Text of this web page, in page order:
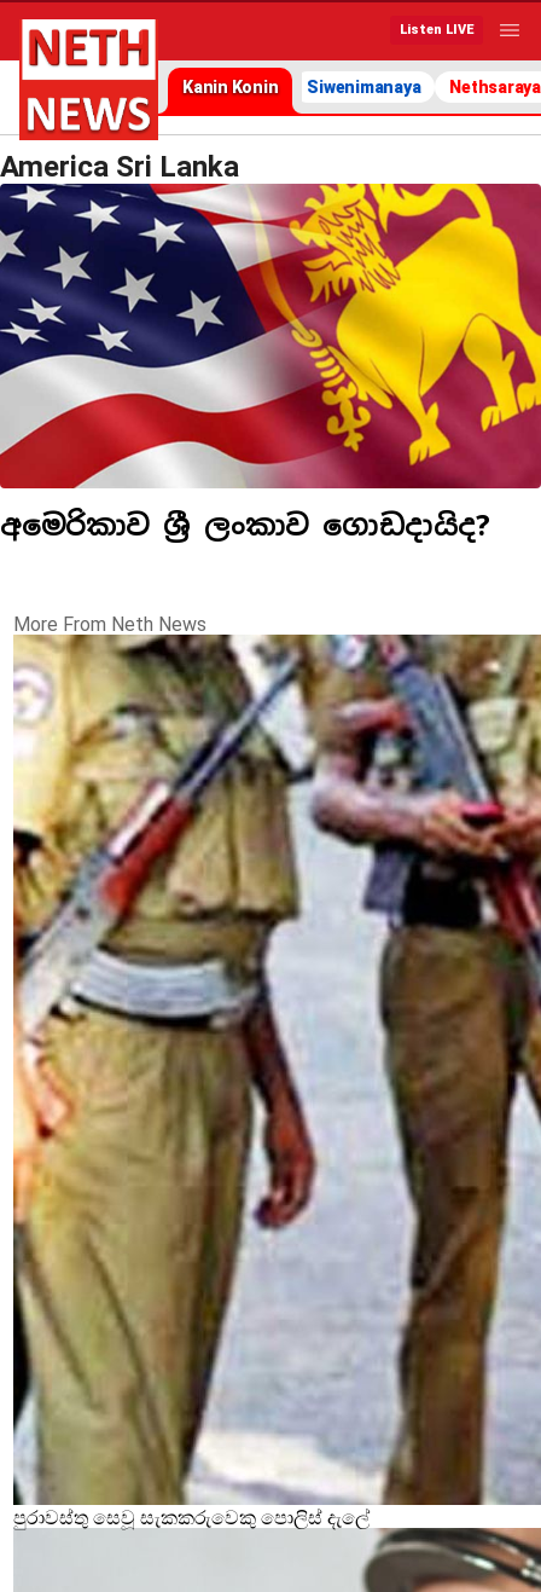
Listen LIVE
Kanin Konin Siwenimanaya Nethsaraya
America Sri Lanka
අමෙරිකාව ශ්‍රී ලංකාව ගොඩදායිද?
More From Neth News
පුරාවස්තු සෙවූ සැකකරුවෙකු පොලිස් දැලේ